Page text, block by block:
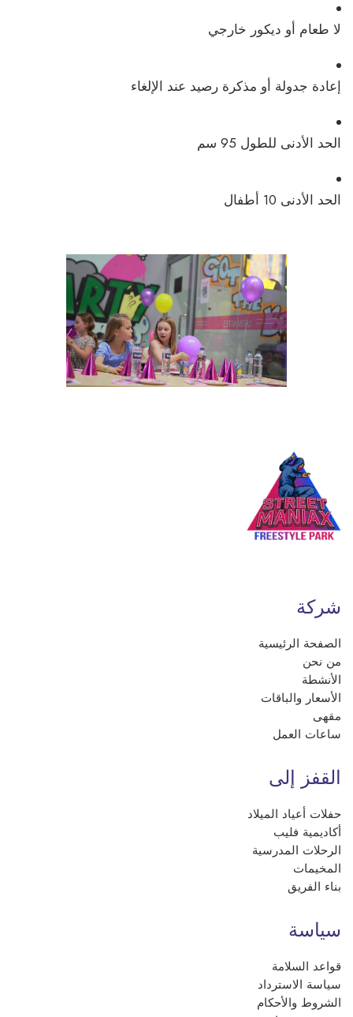
لا طعام أو ديكور خارجي
إعادة جدولة أو مذكرة رصيد عند الإلغاء
الحد الأدنى للطول 95 سم
الحد الأدنى 10 أطفال
شركة
الصفحة الرئيسية
من نحن
الأنشطة
الأسعار والباقات
مقهى
ساعات العمل
القفز إلى
حفلات أعياد الميلاد
أكاديمية فليب
الرحلات المدرسية
المخيمات
بناء الفريق
سياسة
قواعد السلامة
سياسة الاسترداد
الشروط والأحكام